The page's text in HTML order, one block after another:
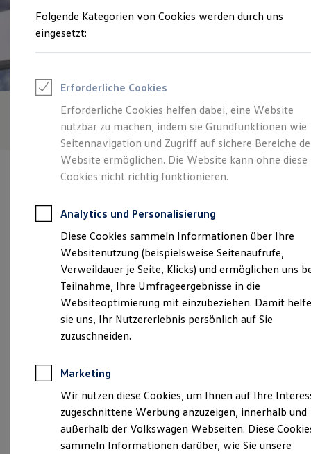
Junge Gebrauchtwagen und Gebrauchtwagen
Volkswagen Zertifizierte Gebrauchtwagen
Zubehör- und Serviceangebote
Leasing
Leasing-Angebote
Gebrauchtwagen Leasing
Junge Gebrauchtwagen-Leasing
Elektroauto Leasing
Kleinwagen-Leasing
Leasing ohne Anzahlung
Finanzierung
Kfz-Versicherung
Restschuldversicherungen
Garantien
Wartungsverträge
Geschäftskunden
Professional Class bei Volkswagen
Großkunden
Behörden
Direktkunden
Sonderfahrzeuge
Anpfiff zum Gewinn
Elektroautos
ID. Tutorials
Elektrofahrzeugkonzepte
Reichweite
Reichweite der ID. Modelle
Reichweite im Winter
Verantwortlich für die Inhalte auf dieser Seite ist die Autohaus
Wandler GmbH & Co. KG (Impressum & Rechtliches)
Paterbusch 2, 27374 Visselhövede
Montag -
08:00 17:30
Uhr
Samstag
Geschlossen
Sonntag
Geschlossen
Folgende Kategorien von Cookies werden durch uns
eingesetzt:
Erforderliche Cookies
Erforderliche Cookies helfen dabei, eine Website
nutzbar zu machen, indem sie Grundfunktionen wie
Seitennavigation und Zugriff auf sichere Bereiche
Website ermöglichen. Die Website kann ohne diese
Cookies nicht richtig funktionieren.
Analytics und Personalisierung
Diese Cookies sammeln Informationen über Ihre
Websitenutzung (beispielsweise Seitenaufrufe,
Verweildauer je Seite, Klicks) und ermöglichen uns
Teilnahme, Ihre Umfrageergebnisse in die
Websiteoptimierung mit einzubeziehen. Damit
sie uns, Ihr Nutzererlebnis persönlich auf Sie
zuzuschneiden.
Marketing
Wir nutzen diese Cookies, um Ihnen auf Ihre
zugeschnittene Werbung anzuzeigen, innerhalb und
außerhalb der Volkswagen Webseiten. Diese
sammeln Informationen darüber, wie Sie unsere